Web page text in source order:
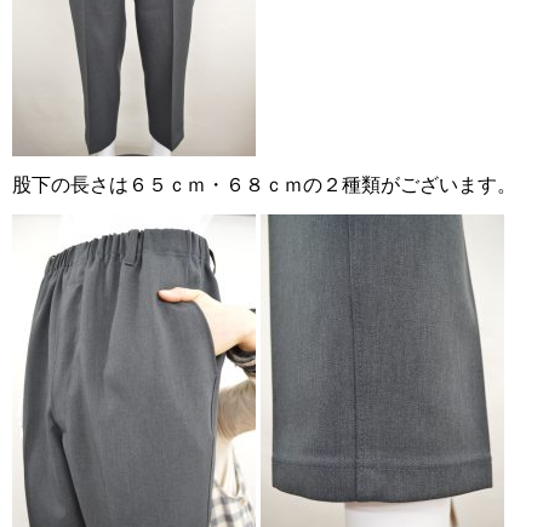
股下の長さは６５ｃｍ・６８ｃｍの２種類がございます。